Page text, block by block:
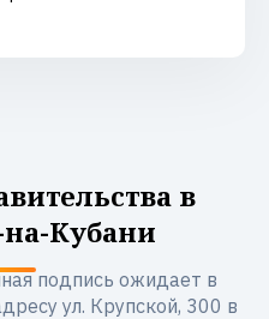
в
Кубани
подпись ожидает в
ул. Крупской, 300 в